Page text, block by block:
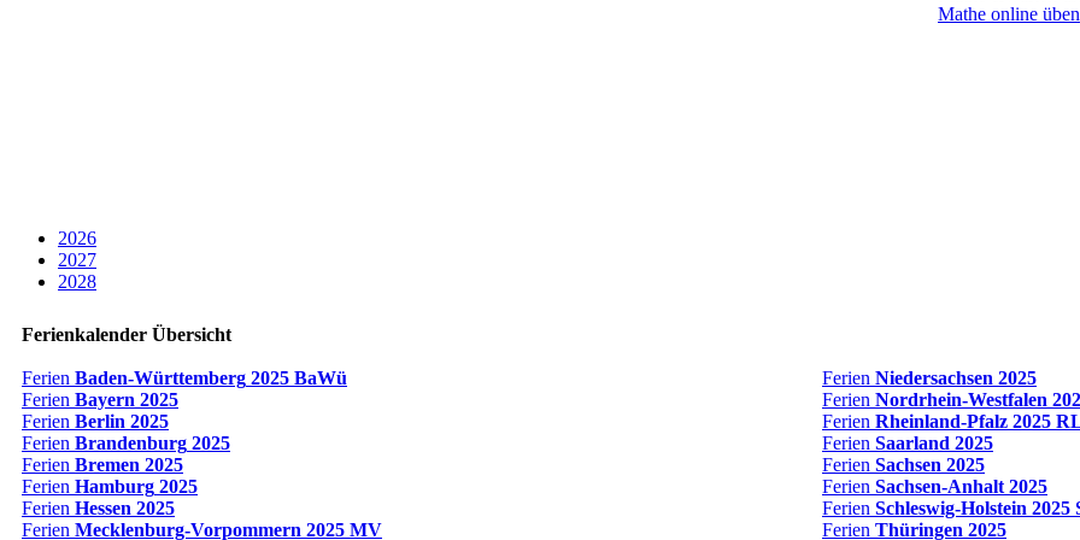
Mathe online üben
2026
2027
2028
Ferienkalender Übersicht
Ferien Baden-Württemberg 2025 BaWü
Ferien Bayern 2025
Ferien Berlin 2025
Ferien Brandenburg 2025
Ferien Bremen 2025
Ferien Hamburg 2025
Ferien Hessen 2025
Ferien Mecklenburg-Vorpommern 2025 MV
Ferien Niedersachsen 2025
Ferien Nordrhein-Westfalen
Ferien Rheinland-Pfalz 2025
Ferien Saarland 2025
Ferien Sachsen 2025
Ferien Sachsen-Anhalt 2025
Ferien Schleswig-Holstein 2025
Ferien Thüringen 2025